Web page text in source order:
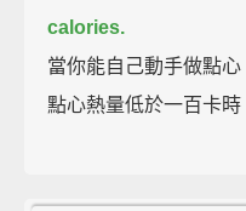
calories.
當你能自己動手做點
點心熱量低於一百卡時